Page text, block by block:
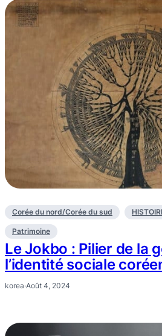
Corée du nord/Corée du sud
Patrimoine
Le Jokbo : Pilier de la
l’identité sociale
korea·Août 4, 2024